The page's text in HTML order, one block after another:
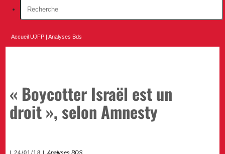
Accueil UJFP |Analyses Bds
« Boycotter Israël est un
droit », selon Amnesty
24/01/18 Analyses BDS